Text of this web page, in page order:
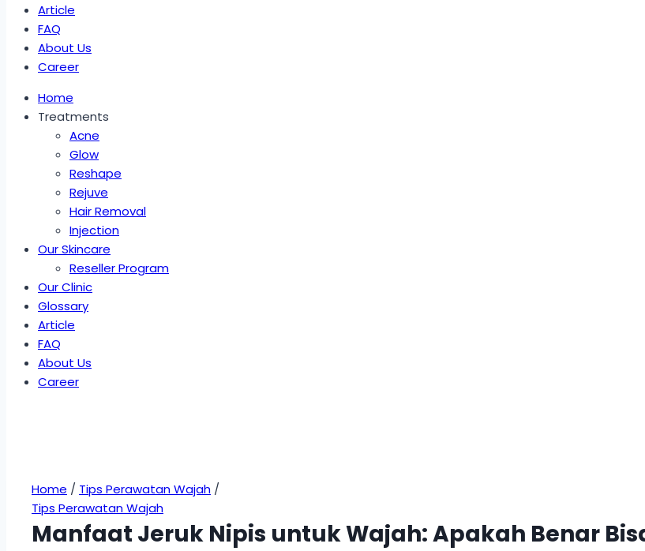
Article
FAQ
About Us
Career
Home
Treatments
Acne
Glow
Reshape
Rejuve
Hair Removal
Injection
Our Skincare
Reseller Program
Our Clinic
Glossary
Article
FAQ
About Us
Career
Home / Tips Perawatan Wajah /
Tips Perawatan Wajah
Manfaat Jeruk Nipis untuk Wajah: Apakah Benar